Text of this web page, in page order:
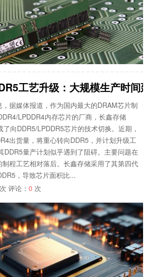
工艺升级：大规模生产时
据媒体报道，作为国内最大的DRAM芯片制
LPDDR4内存芯片的厂商，长鑫存储
了向DDR5/LPDDR5芯片的技术切换。近期，
出货量，将重心转向DDR5，并计划升级工
DDR5量产计划似乎遇到了阻碍。主要问题在
程工艺相对落后。长鑫存储采用了其第四代
，导致芯片面积比...
次 评论：0 次